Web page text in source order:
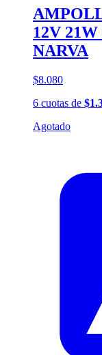
12V
NARVA
$8.080
6 cuotas de
Agotado